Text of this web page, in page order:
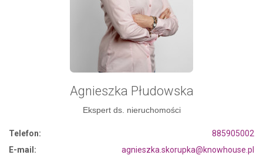
Agnieszka Płudowska
Ekspert ds. nieruchomości
Telefon:
885905002
E-mail:
agnieszka.skorupka@knowhouse.pl